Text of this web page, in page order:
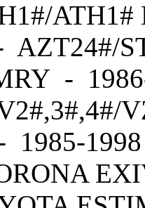
AZT24#/
-
1985-